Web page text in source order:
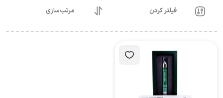
فیلتر کردن مرتب‌سازی